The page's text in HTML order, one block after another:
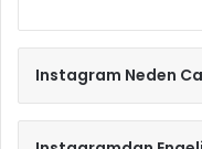
Instagram Neden